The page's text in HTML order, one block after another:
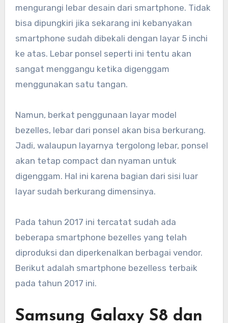
mengurangi lebar desain dari smartphone. Tidak
bisa dipungkiri jika sekarang ini kebanyakan
smartphone sudah dibekali dengan layar 5 inchi
ke atas. Lebar ponsel seperti ini tentu akan
sangat menggangu ketika digenggam
menggunakan satu tangan.
Namun, berkat penggunaan layar model
bezelles, lebar dari ponsel akan bisa berkurang.
Jadi, walaupun layarnya tergolong lebar, ponsel
akan tetap compact dan nyaman untuk
digenggam. Hal ini karena bagian dari sisi luar
layar sudah berkurang dimensinya.
Pada tahun 2017 ini tercatat sudah ada
beberapa smartphone bezelles yang telah
diproduksi dan diperkenalkan berbagai vendor.
Berikut adalah smartphone bezelless terbaik
pada tahun 2017 ini.
Samsung Galaxy S8 dan